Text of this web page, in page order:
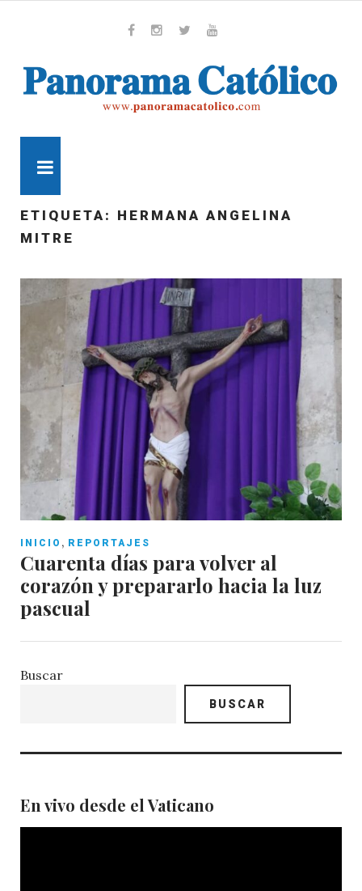
ETIQUETA: HERMANA ANGELINA
MITRE
INICIO , REPORTAJES
Cuarenta días para volver al
corazón y prepararlo hacia la luz
pascual
Buscar
BUSCAR
En vivo desde el Vaticano